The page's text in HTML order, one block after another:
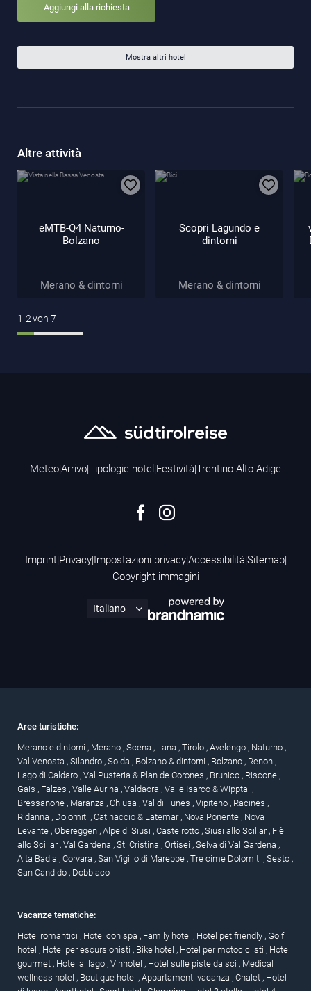
Aggiungi alla richiesta
Mostra altri hotel
Altre attività
eMTB-Q4 Naturno-
Bolzano
Merano & dintorni
Scopri Lagundo e
dintorni
Merano & dintorni
1-2von 7
Meteo|Arrivo|Tipologie hotel |Festività|Trentino-Alto Adige
Imprint|Privacy|Impostazioni privacy|Accessibilità|Sitemap|
Copyright immagini
Aree turistiche:
Merano e dintorni , Merano , Scena , Lana , Tirolo , Avelengo , Naturno ,
Val Venosta , Silandro , Solda , Bolzano & dintorni , Bolzano , Renon ,
Lago di Caldaro , Val Pusteria & Plan de Corones , Brunico , Riscone ,
Gais , Falzes , Valle Aurina , Valdaora , Valle Isarco & Wipptal ,
Bressanone , Maranza , Chiusa , Val di Funes , Vipiteno , Racines ,
Ridanna , Dolomiti , Catinaccio & Latemar , Nova Ponente , Nova
Levante , Obereggen , Alpe di Siusi , Castelrotto , Siusi allo Sciliar , Fiè
allo Sciliar , Val Gardena , St. Cristina , Ortisei , Selva di Val Gardena ,
Alta Badia , Corvara , San Vigilio di Marebbe , Tre cime Dolomiti , Sesto ,
San Candido , Dobbiaco
Vacanze tematiche:
Hotel romantici , Hotel con spa , Family hotel , Hotel pet friendly , Golf
hotel , Hotel per escursionisti , Bike hotel , Hotel per motociclisti , Hotel
gourmet , Hotel al lago , Vinhotel , Hotel sulle piste da sci , Medical
wellness hotel , Boutique hotel , Appartamenti vacanza , Chalet , Hotel